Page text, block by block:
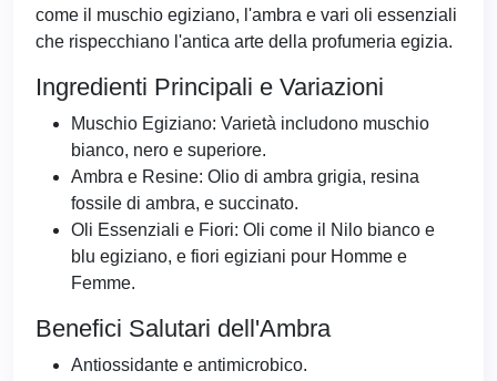
come il muschio egiziano, l'ambra e vari oli essenziali
che rispecchiano l'antica arte della profumeria egizia.
Ingredienti Principali e Variazioni
Muschio Egiziano: Varietà includono muschio
bianco, nero e superiore.
Ambra e Resine: Olio di ambra grigia, resina
fossile di ambra, e succinato.
Oli Essenziali e Fiori: Oli come il Nilo bianco e
blu egiziano, e fiori egiziani pour Homme e
Femme.
Benefici Salutari dell'Ambra
Antiossidante e antimicrobico.